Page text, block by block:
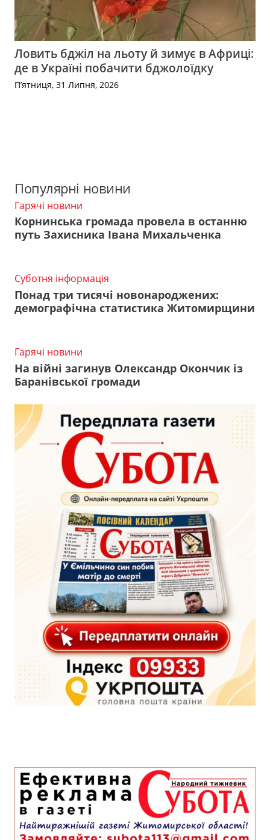
Ловить бджіл на льоту й зимує в Африці:
де в Україні побачити бджолоїдку
П’ятниця, 31 Липня, 2026
Популярні новини
Гарячі новини
Корнинська громада провела в останню
путь Захисника Івана Михальченка
Суботня інформація
Понад три тисячі новонароджених:
демографічна статистика Житомирщини
Гарячі новини
На війні загинув Олександр Окончик із
Баранівської громади